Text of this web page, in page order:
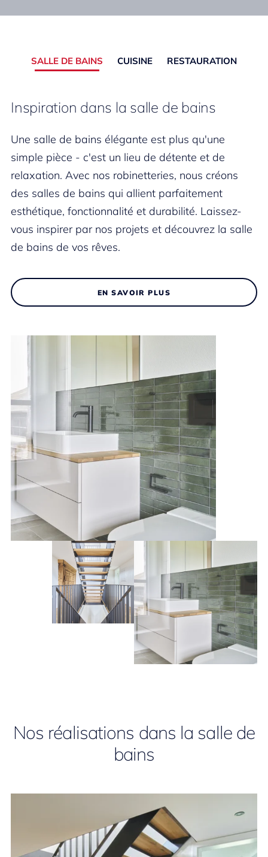
SALLE DE BAINS CUISINE RESTAURATION
Inspiration dans la salle de bains
Une salle de bains élégante est plus qu'une
simple pièce - c'est un lieu de détente et de
relaxation. Avec nos robinetteries, nous créons
des salles de bains qui allient parfaitement
esthétique, fonctionnalité et durabilité. Laissez-
vous inspirer par nos projets et découvrez la salle
de bains de vos rêves.
EN SAVOIR PLUS
Nos réalisations dans la salle de
bains